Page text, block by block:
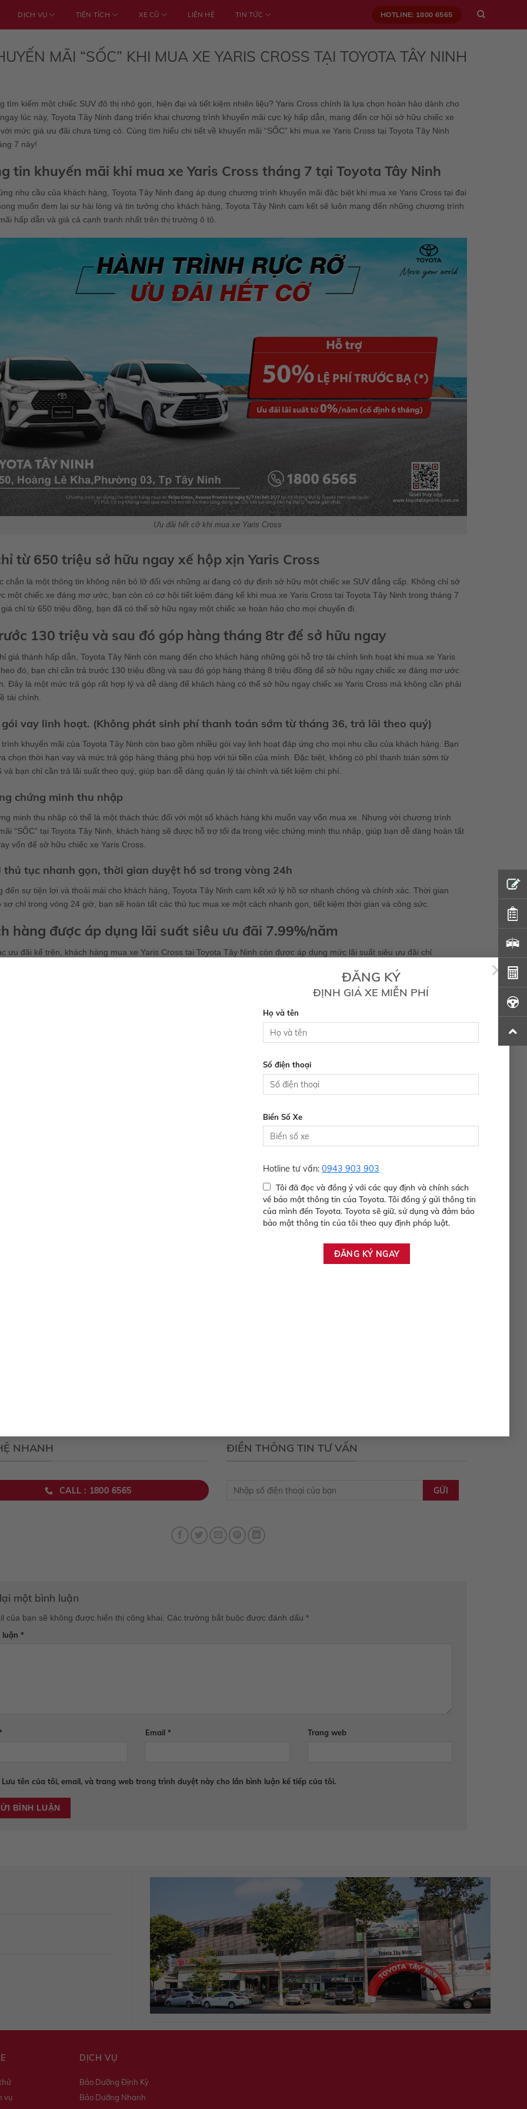
ĐĂNG KÝ
ĐỊNH GIÁ XE MIỄN PHÍ
Họ và tên
Số điện thoại
Biển Số Xe
Hotline tư vấn:0943 903 903
Tôi đã đọc và đồng ý với các quy định và chính sách
về bảo mật thông tin của Toyota. Tôi đồng ý gửi thông tin
của mình đến Toyota. Toyota sẽ giữ, sử dụng và đảm bảo
bảo mật thông tin của tôi theo quy định pháp luật.
×
DỊCH VỤ TIỆN TÍCH XE CŨ LIÊN HỆ TIN TỨC HOTLINE: 1800 6565
MÃI “SỐC” KHI MUA XE YARIS CROSS TẠI TOYOTA TÂY NINH
tìm kiếm một chiếc SUV đô thị nhỏ gọn, hiện đại và tiết kiệm nhiên liệu? Yaris Cross chính là lựa chọn hoàn hảo dành cho
lúc này, Toyota Tây Ninh đang triển khai chương trình khuyến mãi cực kỳ hấp dẫn, mang đến cơ hội sở hữu chiếc xe
mức giá ưu đãi chưa từng có. Cùng tìm hiểu chi tiết về khuyến mãi “SỐC” khi mua xe Yaris Cross tại Toyota Tây Ninh
7 này!
tin khuyến mãi khi mua xe Yaris Cross tháng 7 tại Toyota Tây Ninh
nhu cầu của khách hàng, Toyota Tây Ninh đang áp dụng chương trình khuyến mãi đặc biệt khi mua xe Yaris Cross tại đại
muốn đem lại sự hài lòng và tin tưởng cho khách hàng, Toyota Tây Ninh cam kết sẽ luôn mang đến những chương trình
hấp dẫn và giá cả cạnh tranh nhất trên thị trường ô tô.
Ưu đãi hết cỡ khi mua xe Yaris Cross
từ 650 triệu sở hữu ngay xế hộp xịn Yaris Cross
chắn là một thông tin không nên bỏ lỡ đối với những ai đang có dự định sở hữu một chiếc xe SUV đẳng cấp. Không chỉ sở
một chiếc xe đáng mơ ước, bạn còn có cơ hội tiết kiệm đáng kể khi mua xe Yaris Cross tại Toyota Tây Ninh trong tháng 7
chỉ từ 650 triệu đồng, bạn đã có thể sở hữu ngay một chiếc xe hoàn hảo cho mọi chuyến đi.
130 triệu và sau đó góp hàng tháng 8tr để sở hữu ngay
giá thành hấp dẫn, Toyota Tây Ninh còn mang đến cho khách hàng những gói hỗ trợ tài chính linh hoạt khi mua xe Yaris
đó, bạn chỉ cần trả trước 130 triệu đồng và sau đó góp hàng tháng 8 triệu đồng để sở hữu ngay chiếc xe đáng mơ ước
Đây là một mức trả góp rất hợp lý và dễ dàng để khách hàng có thể sở hữu ngay chiếc xe Yaris Cross mà không cần phải
tài chính.
gói vay linh hoạt. (Không phát sinh phí thanh toán sớm từ tháng 36, trả lãi theo quý)
khuyến mãi của Toyota Tây Ninh còn bao gồm nhiều gói vay linh hoạt đáp ứng cho mọi nhu cầu của khách hàng. Bạn
chọn thời hạn vay và mức trả góp hàng tháng phù hợp với túi tiền của mình. Đặc biệt, không có phí thanh toán sớm từ
và bạn chỉ cần trả lãi suất theo quý, giúp bạn dễ dàng quản lý tài chính và tiết kiệm chi phí.
chứng minh thu nhập
minh thu nhập có thể là một thách thức đối với một số khách hàng khi muốn vay vốn mua xe. Nhưng với chương trình
“SỐC” tại Toyota Tây Ninh, khách hàng sẽ được hỗ trợ tối đa trong việc chứng minh thu nhập, giúp bạn dễ dàng hoàn tất
vốn để sở hữu chiếc xe Yaris Cross.
thủ tục nhanh gọn, thời gian duyệt hồ sơ trong vòng 24h
đến sự tiện lợi và thoải mái cho khách hàng, Toyota Tây Ninh cam kết xử lý hồ sơ nhanh chóng và chính xác. Thời gian
sơ chỉ trong vòng 24 giờ, bạn sẽ hoàn tất các thủ tục mua xe một cách nhanh gọn, tiết kiệm thời gian và công sức.
hàng được áp dụng lãi suất siêu ưu đãi 7.99%/năm
ưu đãi kể trên, khách hàng mua xe Yaris Cross tại Toyota Tây Ninh còn được áp dụng mức lãi suất siêu ưu đãi chỉ
NHANH
CALL : 1800 6565
ĐIỀN THÔNG TIN TƯ VẤN
một bình luận
của bạn sẽ không được hiển thị công khai. Các trường bắt buộc được đánh dấu *
luận *
Email* Trang web
Lưu tên của tôi, email, và trang web trong trình duyệt này cho lần bình luận kế tiếp của tôi.
vụ
DỊCH VỤ
Bảo Dưỡng Định Kỳ
Bảo Dưỡng Nhanh